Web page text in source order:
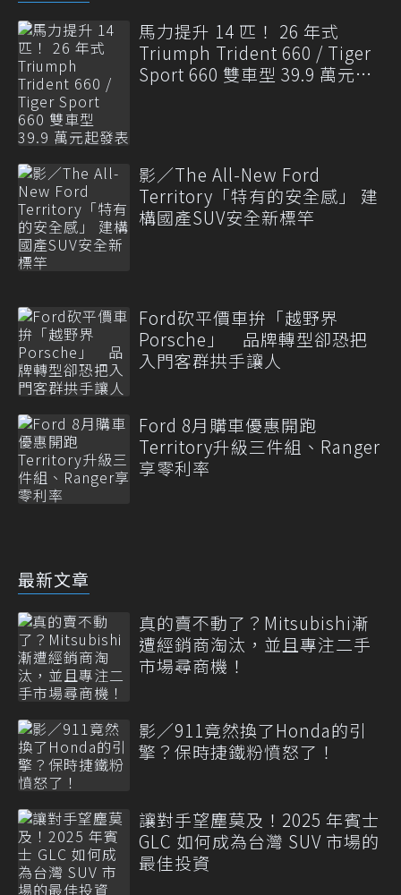
馬力提升 14 匹！ 26 年式
Triumph Trident 660 / Tiger
Sport 660 雙車型 39.9 萬元起
影／The All-New Ford
Territory「特有的安全感」 建
構國產SUV安全新標竿
Ford砍平價車拚「越野界
Porsche」 品牌轉型卻恐把
入門客群拱手讓人
Ford 8月購車優惠開跑
Territory升級三件組、Ranger
享零利率
最新文章
真的賣不動了？Mitsubishi漸
遭經銷商淘汰，並且專注二手
市場尋商機！
影／911竟然換了Honda的引
擎？保時捷鐵粉憤怒了！
讓對手望塵莫及！2025 年賓士
GLC 如何成為台灣 SUV 市場的
最佳投資